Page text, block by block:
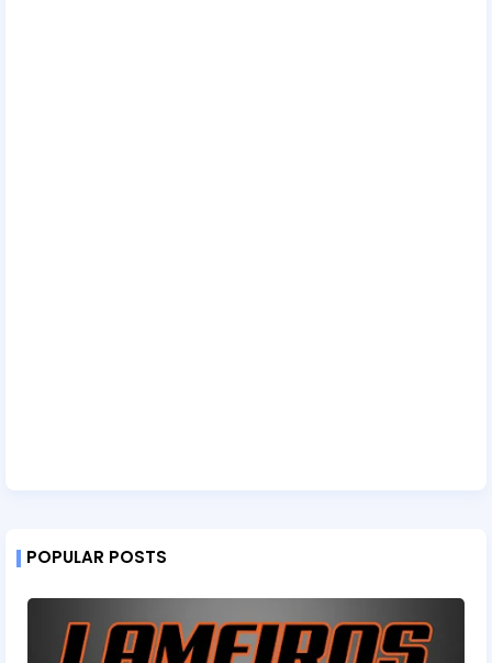
POPULAR POSTS